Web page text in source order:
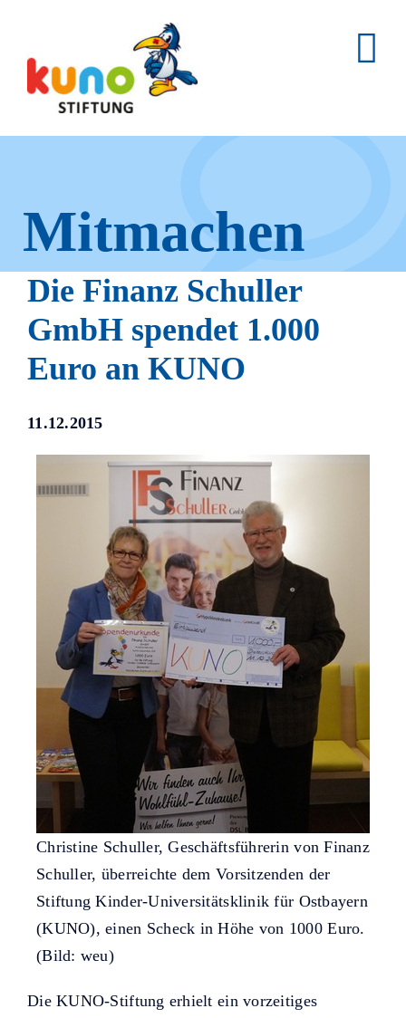
content
Mitmachen
und helfen.
Hier erfahren Sie, wie fleißige
Die Finanz Schuller
GmbH spendet 1.000
Euro an KUNO
11.12.2015
Christine Schuller, Geschäftsführerin von Finanz
Schuller, überreichte dem Vorsitzenden der
Stiftung Kinder-Universitätsklinik für Ostbayern
(KUNO), einen Scheck in Höhe von 1000 Euro.
(Bild: weu)
Die KUNO-Stiftung erhielt ein vorzeitiges